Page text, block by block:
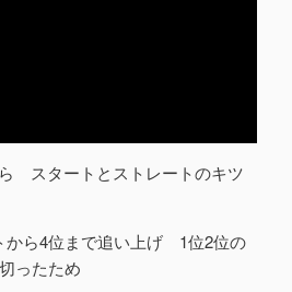
スタートとストレートのキツ
から4位まで追い上げ 1位2位の
ったため